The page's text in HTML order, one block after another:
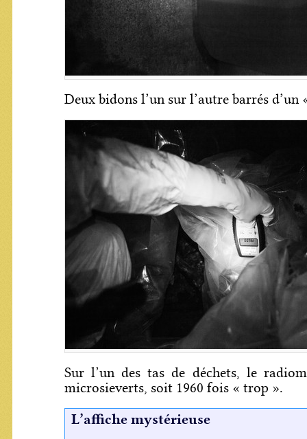
Deux bidons l’un sur l’autre barrés d’un
Sur l’un des tas de déchets, le
microsieverts, soit 1960 fois « trop ».
L’affiche mystérieuse